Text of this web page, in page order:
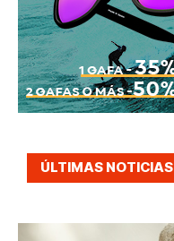
ÚLTIMAS NOTICIAS